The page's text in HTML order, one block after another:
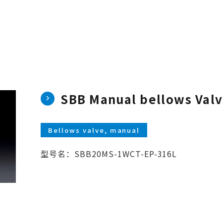
SBB Manual bellows
Bellows valve, manual
型号名：SBB20MS-1WCT-EP-316L